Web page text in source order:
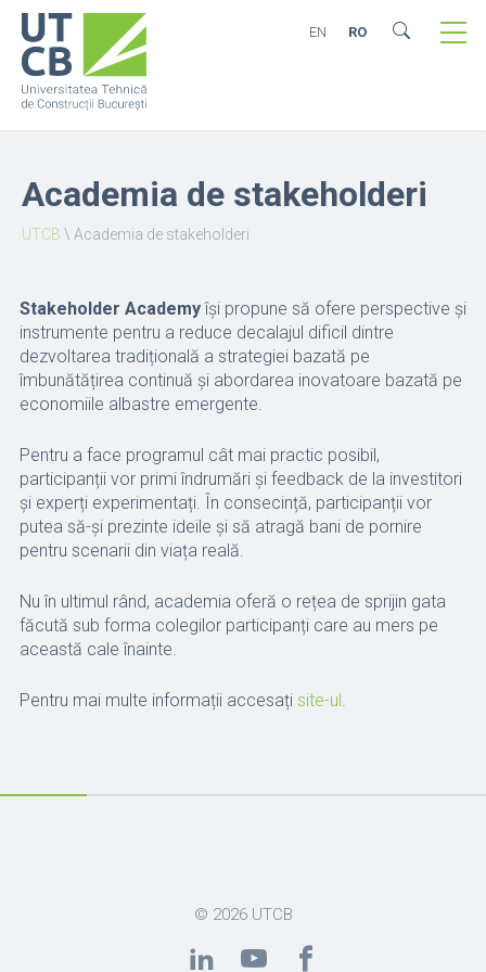
EN RO
Academia de stakeholderi
UTCB \ Academia de stakeholderi
Stakeholder Academyîși propune să ofere perspective și
instrumente pentru a reduce decalajul dificil dintre
dezvoltarea tradițională a strategiei bazată pe
îmbunătățirea continuă și abordarea inovatoare bazată pe
economiile albastre emergente.
Pentru a face programul cât mai practic posibil,
participanții vor primi îndrumări și feedback de la investitori
și experți experimentați. În consecință, participanții vor
putea să-și prezinte ideile și să atragă bani de pornire
pentru scenarii din viața reală.
Nu în ultimul rând, academia oferă o rețea de sprijin gata
făcută sub forma colegilor participanți care au mers pe
această cale înainte.
Pentru mai multe informații accesați site-ul.
© 2026 UTCB